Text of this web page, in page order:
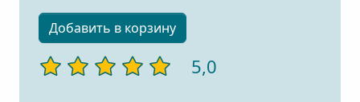
Добавить в корзину
5,0